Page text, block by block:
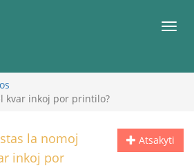
kvar inkoj por printilo?
Atsakyti
la nomoj
inkoj por